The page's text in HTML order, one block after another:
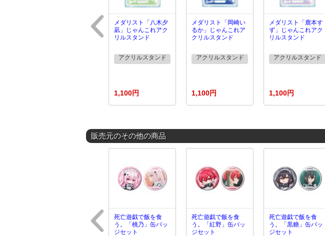
メダリスト「八木夕
凪」じゃんこれアク
リルスタンド
アクリルスタンド
1,100円
メダリスト「岡崎い
るか」じゃんこれア
クリルスタンド
アクリルスタンド
1,100円
メダリスト「鹿本す
ず」じゃんこれアク
リルスタンド
アクリルスタンド
1,100円
販売元のその他の商品
死亡遊戯で飯を食
う。「桃乃」缶バッ
ジセット
死亡遊戯で飯を食
う。「紅野」缶バッ
ジセット
死亡遊戯で飯を食
う。「黒糖」缶バッ
ジセット